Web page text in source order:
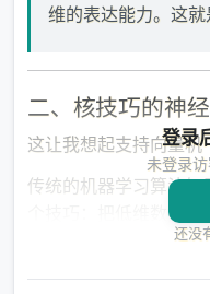
维的表达能力。这就
二、核技巧的神
这让我想起支持向量机
传统的机器学习算法
个技巧：把低维数据
成线性可分的。但显
核技巧的妙处在于：你
登录
未登录
还没